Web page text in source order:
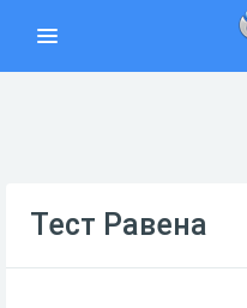
Тест Равена